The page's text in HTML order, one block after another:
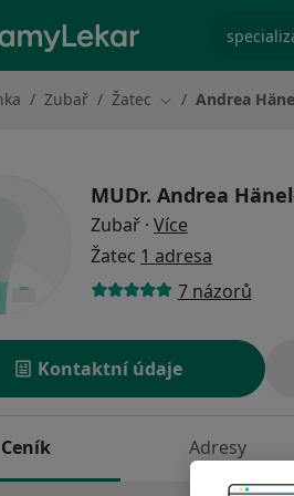
Zubař Žatec Změna města
Andrea
MUDr. Andrea
Zubař · Více
Žatec 1 adresa
7 názorů
Kontaktní údaje
Ceník Adresy